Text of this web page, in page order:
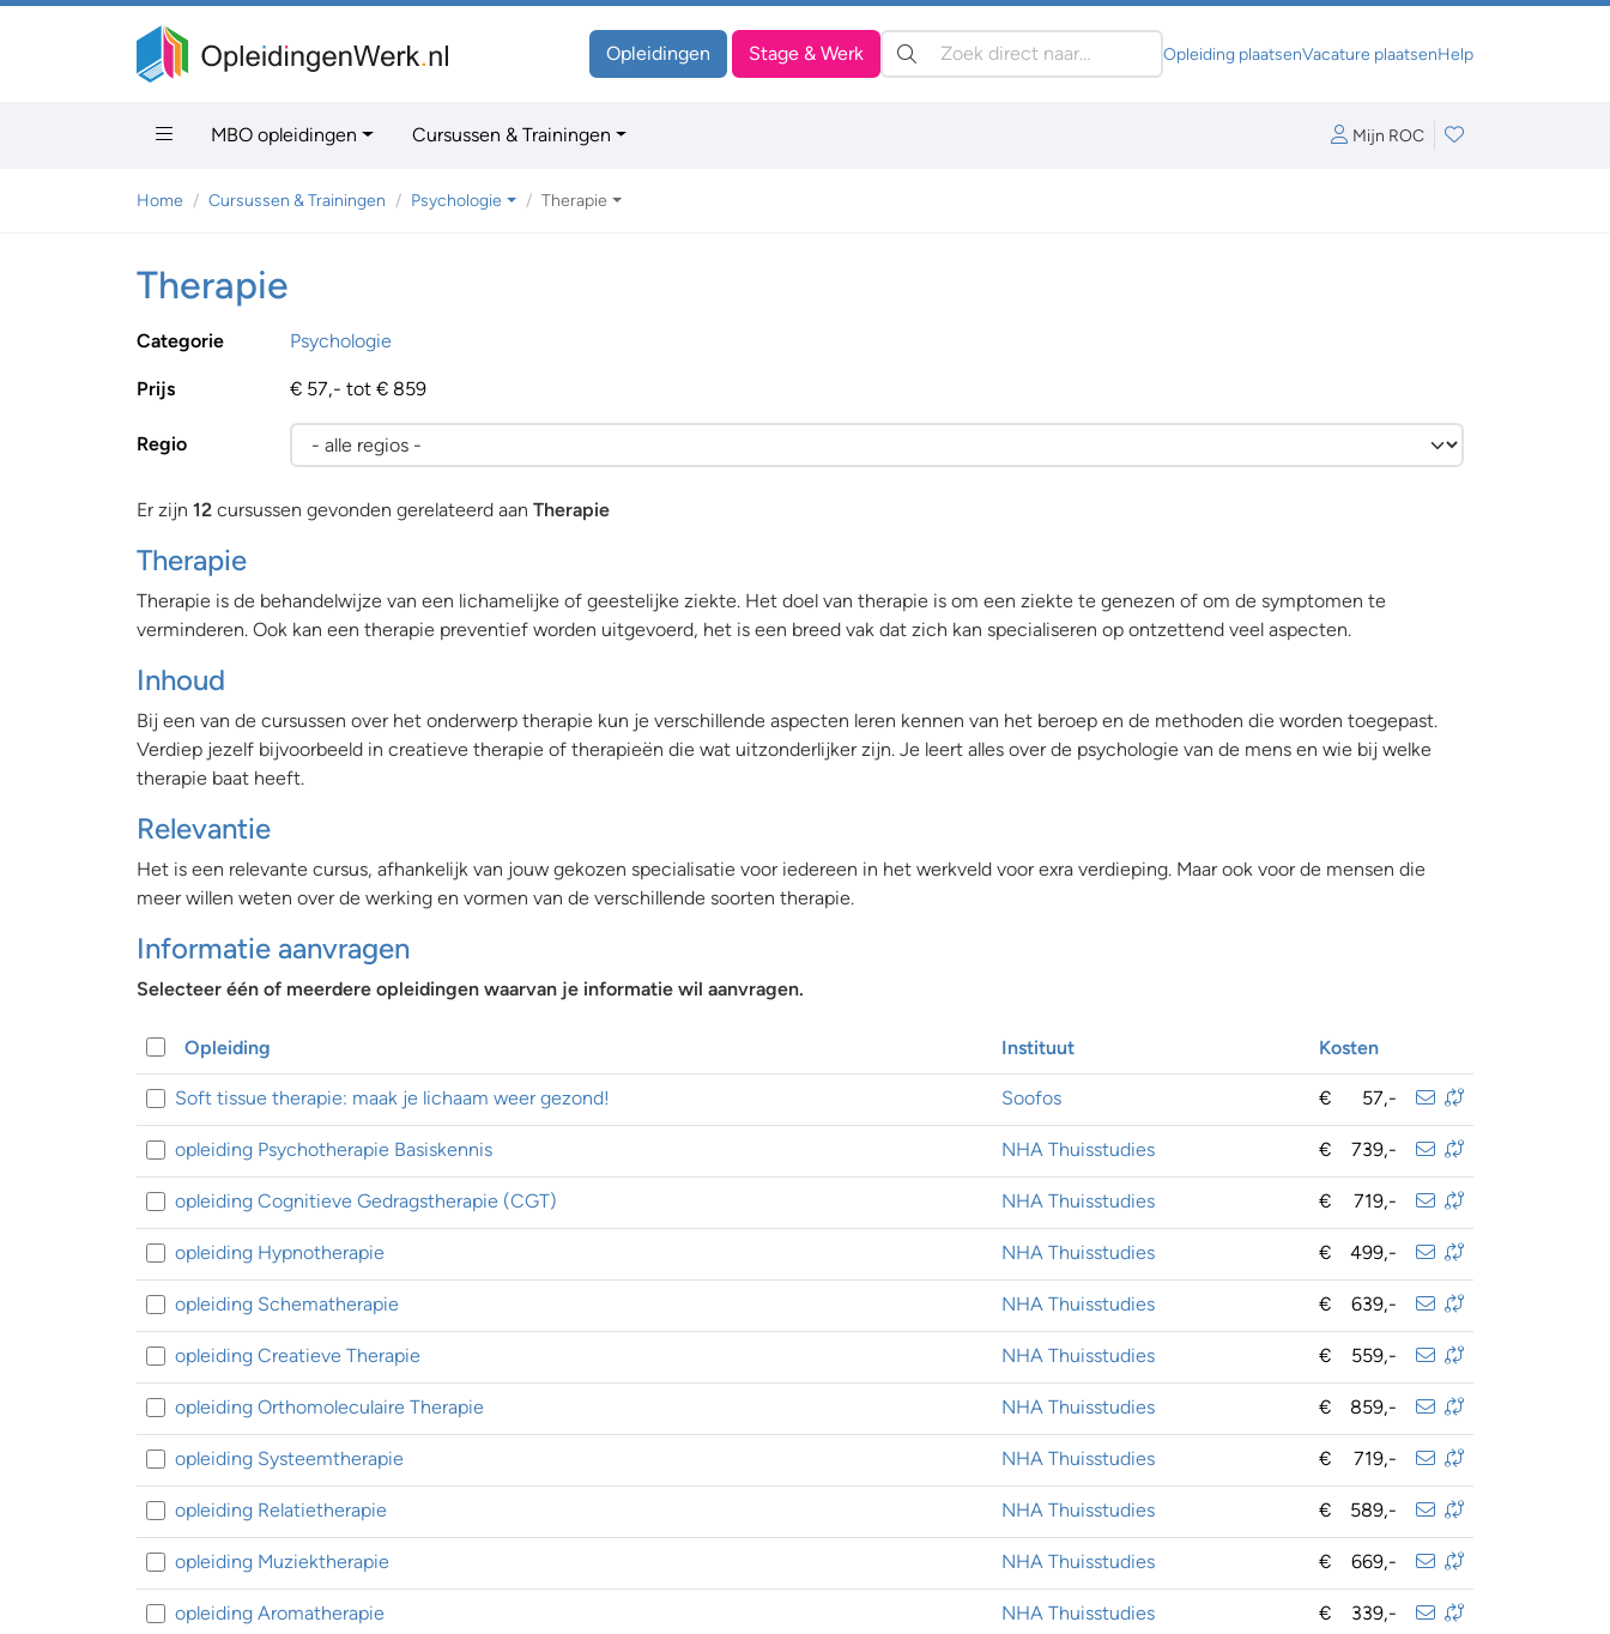
Opleidingen Stage & Werk Zoeken: Opleiding plaatsenVacature plaatsenHelp
MBO opleidingen Cursussen & Trainingen Mijn ROC
Home Cursussen & Trainingen Psychologie Therapie
Therapie
Categorie Psychologie
Prijs € 57,- tot € 859
Regio
Er zijn 12 cursussen gevonden gerelateerd aan Therapie
Therapie
Therapie is de behandelwijze van een lichamelijke of geestelijke ziekte. Het doel van therapie is om een ziekte te genezen of om de symptomen te
verminderen. Ook kan een therapie preventief worden uitgevoerd, het is een breed vak dat zich kan specialiseren op ontzettend veel aspecten.
Inhoud
Bij een van de cursussen over het onderwerp therapie kun je verschillende aspecten leren kennen van het beroep en de methoden die worden toegepast.
Verdiep jezelf bijvoorbeeld in creatieve therapie of therapieën die wat uitzonderlijker zijn. Je leert alles over de psychologie van de mens en wie bij welke
therapie baat heeft.
Relevantie
Het is een relevante cursus, afhankelijk van jouw gekozen specialisatie voor iedereen in het werkveld voor exra verdieping. Maar ook voor de mensen die
meer willen weten over de werking en vormen van de verschillende soorten therapie.
Informatie aanvragen
Selecteer één of meerdere opleidingen waarvan je informatie wil aanvragen.
Opleiding Instituut Kosten
Soft tissue therapie: maak je lichaam weer gezond! Soofos € 57,-
opleiding Psychotherapie Basiskennis NHA Thuisstudies € 739,-
opleiding Cognitieve Gedragstherapie (CGT) NHA Thuisstudies € 719,-
opleiding Hypnotherapie NHA Thuisstudies € 499,-
opleiding Schematherapie NHA Thuisstudies € 639,-
opleiding Creatieve Therapie NHA Thuisstudies € 559,-
opleiding Orthomoleculaire Therapie NHA Thuisstudies € 859,-
opleiding Systeemtherapie NHA Thuisstudies € 719,-
opleiding Relatietherapie NHA Thuisstudies € 589,-
opleiding Muziektherapie NHA Thuisstudies € 669,-
opleiding Aromatherapie NHA Thuisstudies € 339,-